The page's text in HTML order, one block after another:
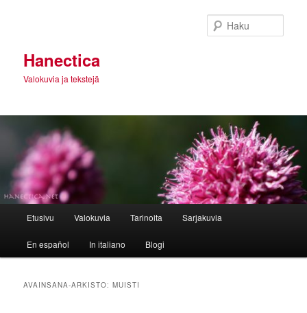
Hanectica
Valokuvia ja tekstejä
Etusivu Valokuvia Tarinoita Sarjakuvia
En español In italiano Blogi
AVAINSANA-ARKISTO:MUISTI